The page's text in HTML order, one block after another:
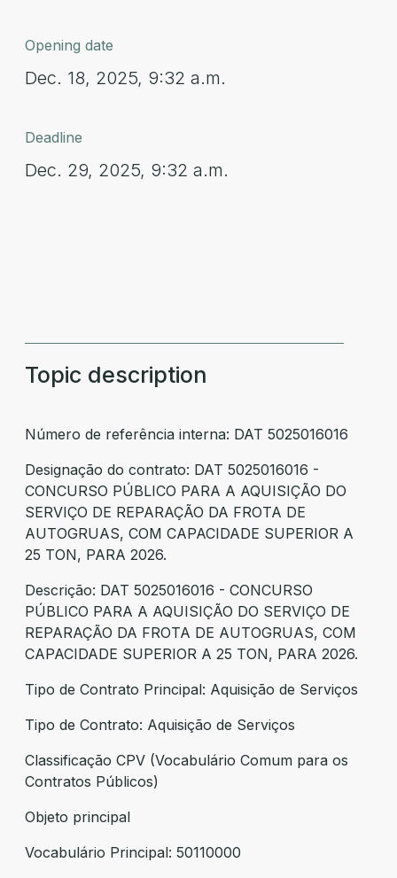
Opening date
Dec. 18, 2025, 9:32 a.m.
Deadline
Dec. 29, 2025, 9:32 a.m.
Topic description
Número de referência interna: DAT 5025016016
Designação do contrato: DAT 5025016016 -
CONCURSO PÚBLICO PARA A AQUISIÇÃO DO
SERVIÇO DE REPARAÇÃO DA FROTA DE
AUTOGRUAS, COM CAPACIDADE SUPERIOR A
25 TON, PARA 2026.
Descrição: DAT 5025016016 - CONCURSO
PÚBLICO PARA A AQUISIÇÃO DO SERVIÇO DE
REPARAÇÃO DA FROTA DE AUTOGRUAS, COM
CAPACIDADE SUPERIOR A 25 TON, PARA 2026.
Tipo de Contrato Principal: Aquisição de Serviços
Tipo de Contrato: Aquisição de Serviços
Classificação CPV (Vocabulário Comum para os
Contratos Públicos)
Objeto principal
Vocabulário Principal: 50110000